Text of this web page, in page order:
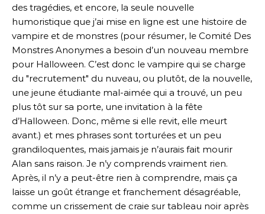
des tragédies, et encore, la seule nouvelle
humoristique que j’ai mise en ligne est une histoire de
vampire et de monstres (pour résumer, le Comité Des
Monstres Anonymes a besoin d’un nouveau membre
pour Halloween. C’est donc le vampire qui se charge
du "recrutement" du nuveau, ou plutôt, de la nouvelle,
une jeune étudiante mal-aimée qui a trouvé, un peu
plus tôt sur sa porte, une invitation à la fête
d’Halloween. Donc, même si elle revit, elle meurt
avant.) et mes phrases sont torturées et un peu
grandiloquentes, mais jamais je n’aurais fait mourir
Alan sans raison. Je n’y comprends vraiment rien.
Après, il n’y a peut-être rien à comprendre, mais ça
laisse un goût étrange et franchement désagréable,
comme un crissement de craie sur tableau noir après